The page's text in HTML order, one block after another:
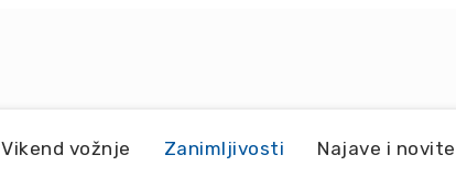
Vikend vožnje Zanimljivosti Najave i